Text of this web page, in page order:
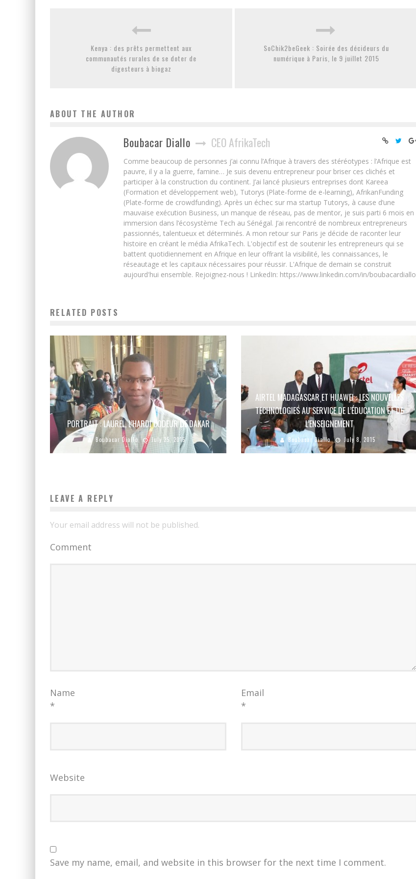
Kenya : des prêts permettent aux
communautés rurales de se doter de
digesteurs à biogaz
SoChik2beGeek : Soirée des décideurs du
numérique à Paris, le 9 juillet 2015
ABOUT THE AUTHOR
Boubacar Diallo CEO AfrikaTech
Comme beaucoup de personnes j’ai connu l’Afrique à travers des stéréotypes : l’Afrique est
pauvre, il y a la guerre, famine… Je suis devenu entrepreneur pour briser ces clichés et
participer à la construction du continent. J’ai lancé plusieurs entreprises dont Kareea
(Formation et développement web), Tutorys (Plate-forme de e-learning), AfrikanFunding
(Plate-forme de crowdfunding). Après un échec sur ma startup Tutorys, à cause d’une
mauvaise exécution Business, un manque de réseau, pas de mentor, je suis parti 6 mois en
immersion dans l’écosystème Tech au Sénégal. J’ai rencontré de nombreux entrepreneurs
passionnés, talentueux et déterminés. A mon retour sur Paris je décide de raconter leur
histoire en créant le média AfrikaTech. L'objectif est de soutenir les entrepreneurs qui se
battent quotidiennement en Afrique en leur offrant la visibilité, les connaissances, le
réseautage et les capitaux nécessaires pour réussir. L'Afrique de demain se construit
aujourd'hui ensemble. Rejoignez-nous ! LinkedIn: https://www.linkedin.com/in/boubacardiallo
RELATED POSTS
PORTRAIT : LAUREL, L’HARDI CODEUR DE DAKAR
Boubacar Diallo July 25, 2015
AIRTEL MADAGASCAR ET HUAWEI : LES NOUVELLES
TECHNOLOGIES AU SERVICE DE L’ÉDUCATION ET DE
L’ENSEIGNEMENT
Boubacar Diallo July 8, 2015
LEAVE A REPLY
Your email address will not be published.
Comment
Name
*
Email
*
Website
Save my name, email, and website in this browser for the next time I comment.